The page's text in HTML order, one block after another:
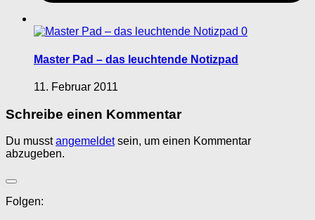
0
Master Pad – das leuchtende Notizpad
11. Februar 2011
Schreibe einen Kommentar
Du musstangemeldetsein, um einen Kommentar
abzugeben.
Folgen: